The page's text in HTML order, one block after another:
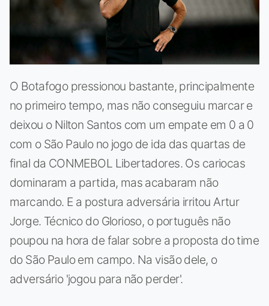
O Botafogo pressionou bastante, principalmente
no primeiro tempo, mas não conseguiu marcar e
deixou o Nilton Santos com um empate em 0 a 0
com o São Paulo no jogo de ida das quartas de
final da CONMEBOL Libertadores. Os cariocas
dominaram a partida, mas acabaram não
marcando. E a postura adversária irritou Artur
Jorge. Técnico do Glorioso, o português não
poupou na hora de falar sobre a proposta do time
do São Paulo em campo. Na visão dele, o
adversário 'jogou para não perder'.